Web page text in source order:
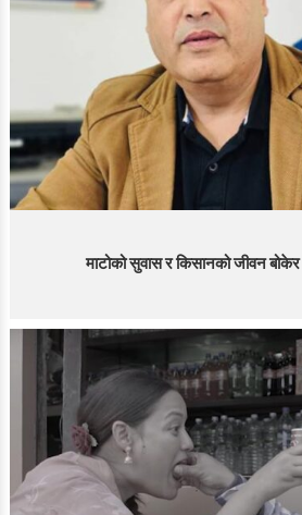
माटोको सुवास र किसानको जीवन